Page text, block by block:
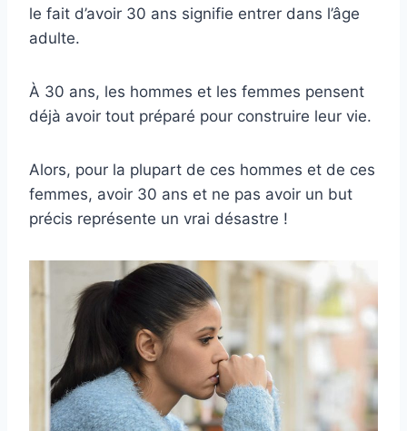
le fait d’avoir 30 ans signifie entrer dans l’âge
adulte.
À 30 ans, les hommes et les femmes pensent
déjà avoir tout préparé pour construire leur vie.
Alors, pour la plupart de ces hommes et de ces
femmes, avoir 30 ans et ne pas avoir un but
précis représente un vrai désastre !